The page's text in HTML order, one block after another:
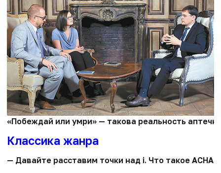
«Побеждай или умри» — такова реальность
Классика жанра
— Давайте расставим точки над i. Что такое АСНА?